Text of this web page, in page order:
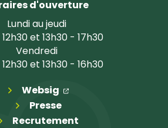
d'ouverture
Lundi au jeudi
et 13h30 - 17h30
Vendredi
et 13h30 - 16h30
Websig (ouverture dans un
(ouverture dans
Presse
Recrutement